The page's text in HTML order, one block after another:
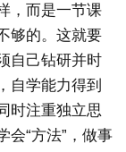
，而是一节课
够的。这就要
自己钻研并时
自学能力得到
时注重独立思
会“方法”，做事